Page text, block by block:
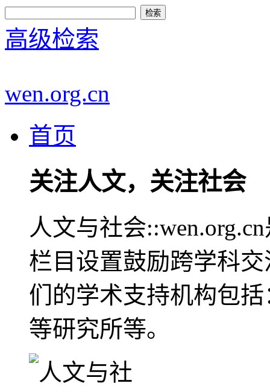
高级检索
wen.org.cn
首页
关注人文，关注社会
人文与社会
栏目设置鼓励跨学科
们的学术支持机构包
等研究所等。